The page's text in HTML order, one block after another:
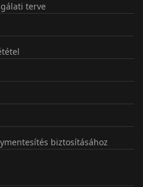
terve
biztosításához